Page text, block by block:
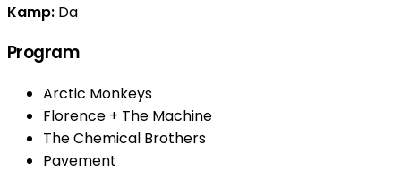
Kamp: Da
Program
Arctic Monkeys
Florence + The Machine
The Chemical Brothers
Pavement